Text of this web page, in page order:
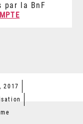
par la BnF
2017